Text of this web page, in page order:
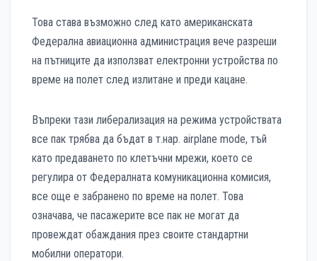
Това става възможно след като американската
Федерална авиационна администрация вече разреши
на пътниците да използват електронни устройства по
време на полет след излитане и преди кацане.
Въпреки тази либерализация на режима устройствата
все пак трябва да бъдат в т.нар. airplane mode, тъй
като предаването по клетъчни мрежи, което се
регулира от Федералната комуникационна комисия,
все още е забранено по време на полет. Това
означава, че пасажерите все пак не могат да
провеждат обаждания през своите стандартни
мобилни оператори.